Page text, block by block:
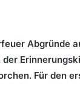
Abgründe
Für den